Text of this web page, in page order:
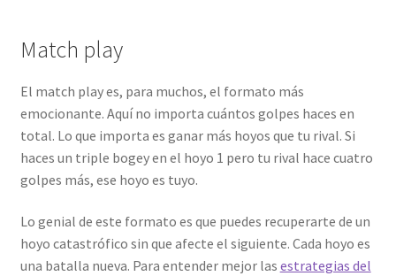
Match play
El match play es, para muchos, el formato más
emocionante. Aquí no importa cuántos golpes haces en
total. Lo que importa es ganar más hoyos que tu rival. Si
haces un triple bogey en el hoyo 1 pero tu rival hace cuatro
golpes más, ese hoyo es tuyo.
Lo genial de este formato es que puedes recuperarte de un
hoyo catastrófico sin que afecte el siguiente. Cada hoyo es
una batalla nueva. Para entender mejor las estrategias del